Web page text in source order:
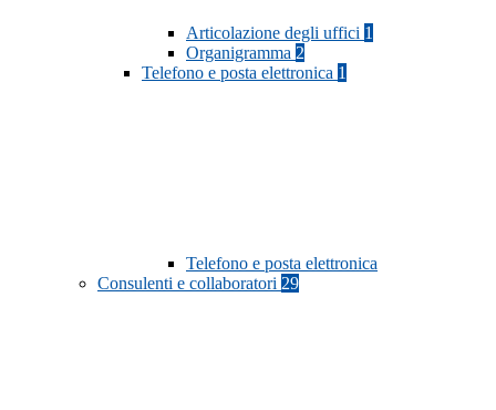
Articolazione degli uffici 1
Organigramma 2
Telefono e posta elettronica 1
Telefono e posta elettronica
Consulenti e collaboratori 29